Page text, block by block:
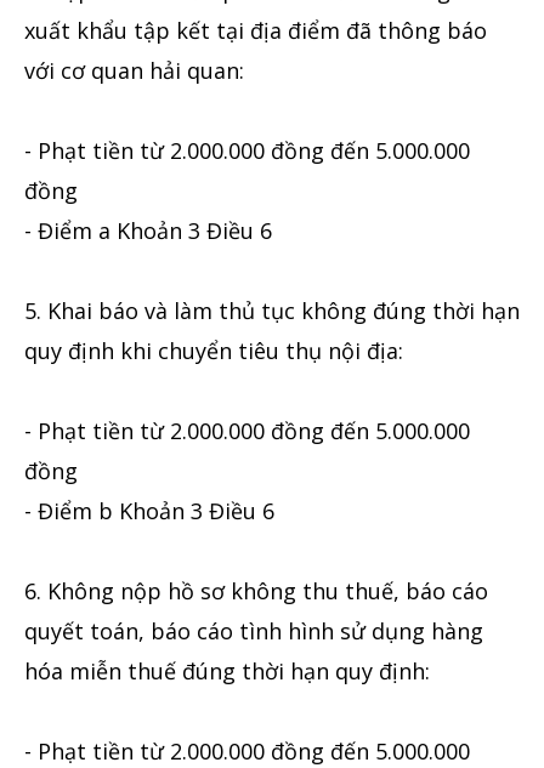
xuất khẩu tập kết tại địa điểm đã thông báo
với cơ quan hải quan:
- Phạt tiền từ 2.000.000 đồng đến 5.000.000
đồng
- Điểm a Khoản 3 Điều 6
5. Khai báo và làm thủ tục không đúng thời hạn
quy định khi chuyển tiêu thụ nội địa:
- Phạt tiền từ 2.000.000 đồng đến 5.000.000
đồng
- Điểm b Khoản 3 Điều 6
6. Không nộp hồ sơ không thu thuế, báo cáo
quyết toán, báo cáo tình hình sử dụng hàng
hóa miễn thuế đúng thời hạn quy định:
- Phạt tiền từ 2.000.000 đồng đến 5.000.000